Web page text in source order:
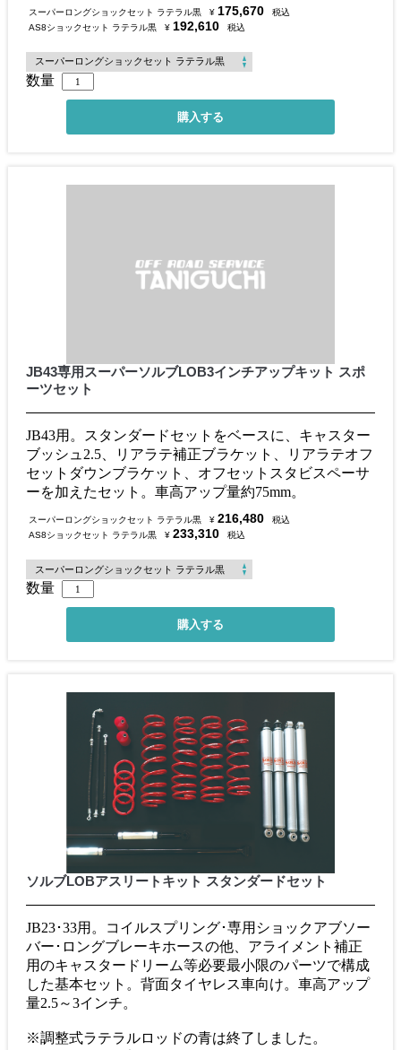
スーパーロングショックセット ラテラル黒 ¥ 175,670
税込
AS8ショックセット ラテラル黒
¥ 192,610 税込
数量
JB43専用スーパーソルブLOB3インチアップキット スポ
ーツセット
JB43用。スタンダードセットをベースに、キャスター
ブッシュ2.5、リアラテ補正ブラケット、リアラテオフ
セットダウンブラケット、オフセットスタビスペーサ
ーを加えたセット。車高アップ量約75mm。
スーパーロングショックセット ラテラル黒 ¥ 216,480
税込
AS8ショックセット ラテラル黒
¥ 233,310 税込
数量
ソルブLOBアスリートキット スタンダードセット
JB23･33用。コイルスプリング･専用ショックアブソー
バー･ロングブレーキホースの他、アライメント補正
用のキャスタードリーム等必要最小限のパーツで構成
した基本セット。背面タイヤレス車向け。車高アップ
量2.5～3インチ。
※調整式ラテラルロッドの青は終了しました。